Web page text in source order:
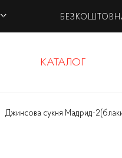
КАТАЛОГ
Джинсова сукня Мадрид-2